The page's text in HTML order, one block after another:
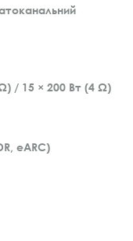
/ 15 × 200 Вт (4 Ω)
eARC)